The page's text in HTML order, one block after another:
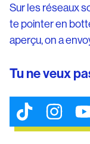
Sur les réseaux
te pointer en
aperçu, on a
Tu ne veux